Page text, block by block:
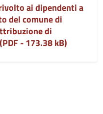
ai dipendenti a
del comune di
di
- 173.38 kB)